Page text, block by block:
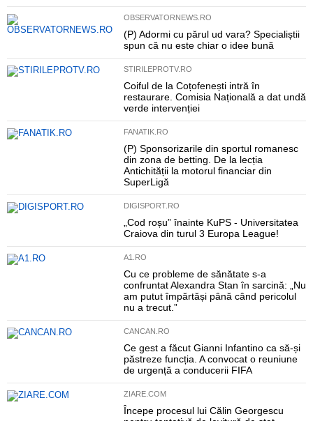
OBSERVATORNEWS.RO
(P) Adormi cu părul ud vara? Specialiștii
spun că nu este chiar o idee bună
STIRILEPROTV.RO
Coiful de la Coțofenești intră în
restaurare. Comisia Națională a dat undă
verde intervenției
FANATIK.RO
(P) Sponsorizarile din sportul romanesc
din zona de betting. De la lecția
Antichității la motorul financiar din
SuperLigă
DIGISPORT.RO
„Cod roșu” înainte KuPS - Universitatea
Craiova din turul 3 Europa League!
A1.RO
Cu ce probleme de sănătate s-a
confruntat Alexandra Stan în sarcină: „Nu
am putut împărtăși până când pericolul
nu a trecut.”
CANCAN.RO
Ce gest a făcut Gianni Infantino ca să-și
păstreze funcția. A convocat o reuniune
de urgență a conducerii FIFA
ZIARE.COM
Începe procesul lui Călin Georgescu